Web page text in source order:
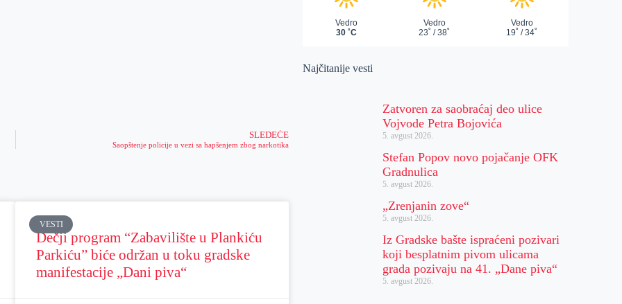
SLEDEĆE
Saopštenje policije u vezi sa hapšenjem zbog narkotika
VESTI
Dečji program “Zabavilište u Plankiću
Parkiću” biće održan u toku gradske
manifestacije „Dani piva“
Najčitanije vesti
Zatvoren za saobraćaj deo ulice
Vojvode Petra Bojovića
5. avgust 2026.
Stefan Popov novo pojačanje OFK
Gradnulica
5. avgust 2026.
„Zrenjanin zove“
5. avgust 2026.
Iz Gradske bašte ispraćeni pozivari
koji besplatnim pivom ulicama
grada pozivaju na 41. „Dane piva“
5. avgust 2026.